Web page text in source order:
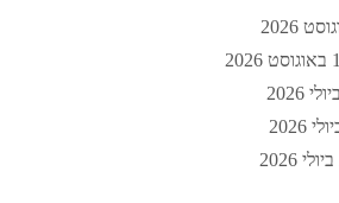
1 באוגוסט 2026